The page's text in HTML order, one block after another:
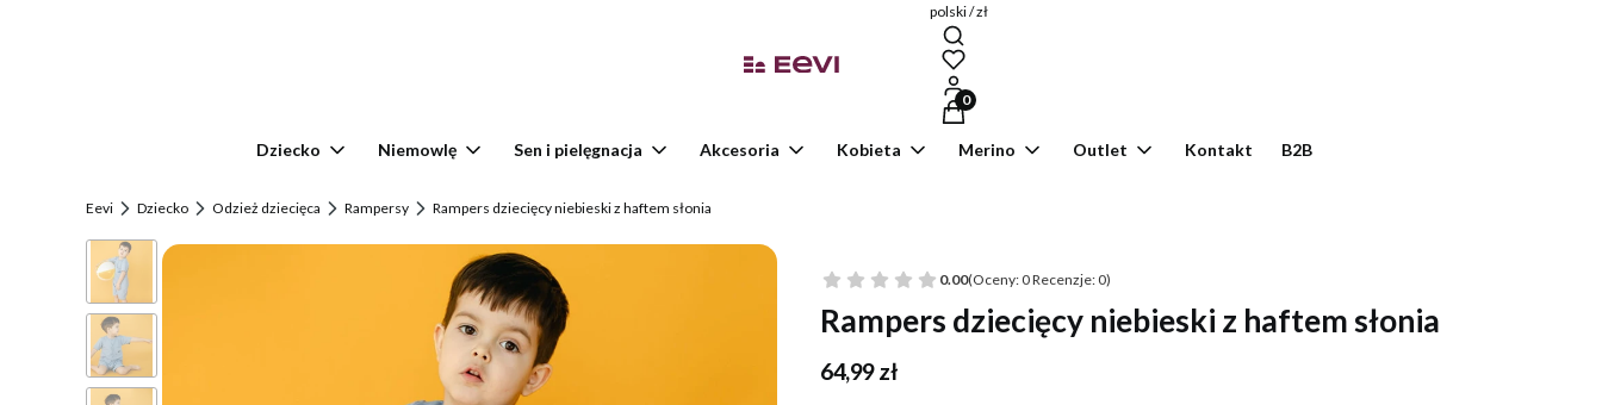
polski / zł
Produkty w koszyku: 0. Zobacz szczegóły
Dziecko Niemowlę Sen i pielęgnacja Akcesoria Kobieta Merino Outlet Kontakt B2B
Eevi Dziecko Odzież dziecięca Rampersy Rampers dziecięcy niebieski z haftem słonia
0.00(Oceny: 0 Recenzje: 0)
Rampers dziecięcy niebieski z haftem słonia
Cena
64,99 zł